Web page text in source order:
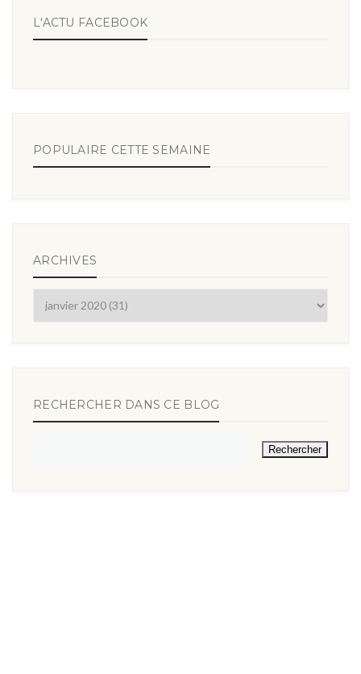
L'ACTU FACEBOOK
POPULAIRE CETTE SEMAINE
ARCHIVES
RECHERCHER DANS CE BLOG